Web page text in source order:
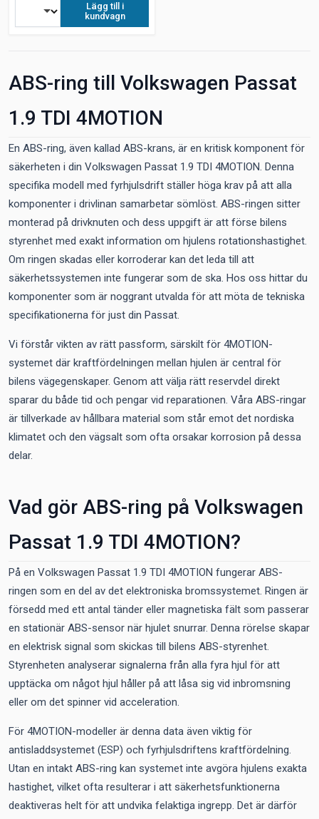
Lägg till i
kundvagn
ABS-ring till Volkswagen Passat
1.9 TDI 4MOTION
En ABS-ring, även kallad ABS-krans, är en kritisk komponent för
säkerheten i din Volkswagen Passat 1.9 TDI 4MOTION. Denna
specifika modell med fyrhjulsdrift ställer höga krav på att alla
komponenter i drivlinan samarbetar sömlöst. ABS-ringen sitter
monterad på drivknuten och dess uppgift är att förse bilens
styrenhet med exakt information om hjulens rotationshastighet.
Om ringen skadas eller korroderar kan det leda till att
säkerhetssystemen inte fungerar som de ska. Hos oss hittar du
komponenter som är noggrant utvalda för att möta de tekniska
specifikationerna för just din Passat.
Vi förstår vikten av rätt passform, särskilt för 4MOTION-
systemet där kraftfördelningen mellan hjulen är central för
bilens vägegenskaper. Genom att välja rätt reservdel direkt
sparar du både tid och pengar vid reparationen. Våra ABS-ringar
är tillverkade av hållbara material som står emot det nordiska
klimatet och den vägsalt som ofta orsakar korrosion på dessa
delar.
Vad gör ABS-ring på Volkswagen
Passat 1.9 TDI 4MOTION?
På en Volkswagen Passat 1.9 TDI 4MOTION fungerar ABS-
ringen som en del av det elektroniska bromssystemet. Ringen är
försedd med ett antal tänder eller magnetiska fält som passerar
en stationär ABS-sensor när hjulet snurrar. Denna rörelse skapar
en elektrisk signal som skickas till bilens ABS-styrenhet.
Styrenheten analyserar signalerna från alla fyra hjul för att
upptäcka om något hjul håller på att låsa sig vid inbromsning
eller om det spinner vid acceleration.
För 4MOTION-modeller är denna data även viktig för
antisladdsystemet (ESP) och fyrhjulsdriftens kraftfördelning.
Utan en intakt ABS-ring kan systemet inte avgöra hjulens exakta
hastighet, vilket ofta resulterar i att säkerhetsfunktionerna
deaktiveras helt för att undvika felaktiga ingrepp. Det är därför